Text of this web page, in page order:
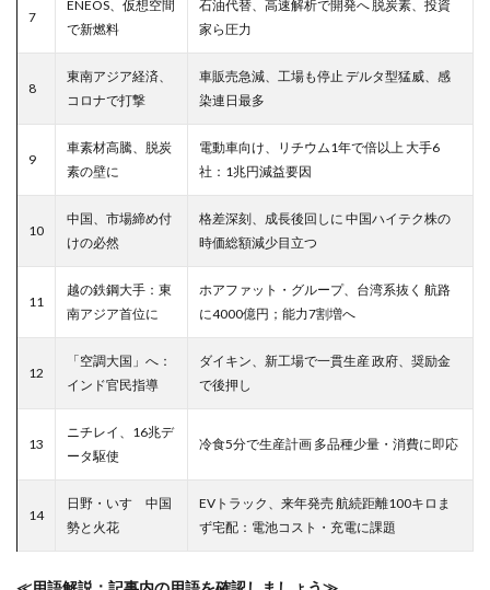
7
ENEOS、仮想空間
で新燃料
石油代替、高速解析で開発へ 脱炭素、投資
家ら圧力
8
東南アジア経済、
コロナで打撃
車販売急減、工場も停止 デルタ型猛威、感
染連日最多
9
車素材高騰、脱炭
素の壁に
電動車向け、リチウム1年で倍以上 大手6
社：1兆円減益要因
10
中国、市場締め付
けの必然
格差深刻、成長後回しに 中国ハイテク株の
時価総額減少目立つ
11
越の鉄鋼大手：東
南アジア首位に
ホアファット・グループ、台湾系抜く 航路
に4000億円；能力7割増へ
12
「空調大国」へ：
インド官民指導
ダイキン、新工場で一貫生産 政府、奨励金
で後押し
13
ニチレイ、16兆デ
ータ駆使
冷食5分で生産計画 多品種少量・消費に即応
14
日野・いすゞ中国
勢と火花
EVトラック、来年発売 航続距離100キロま
ず宅配：電池コスト・充電に課題